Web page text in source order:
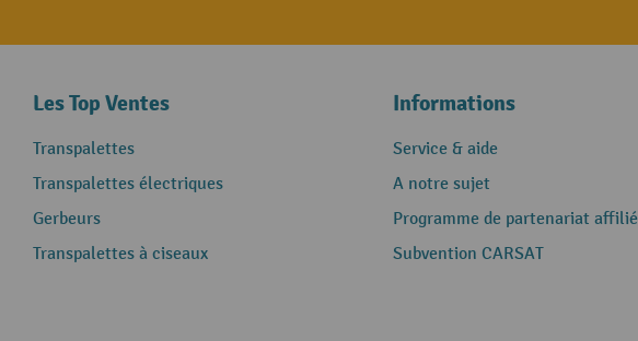
Les Top Ventes
Transpalettes
Transpalettes électriques
Gerbeurs
Transpalettes à ciseaux
Informations
Service & aide
A notre sujet
Programme de partenariat affilié
Subvention CARSAT